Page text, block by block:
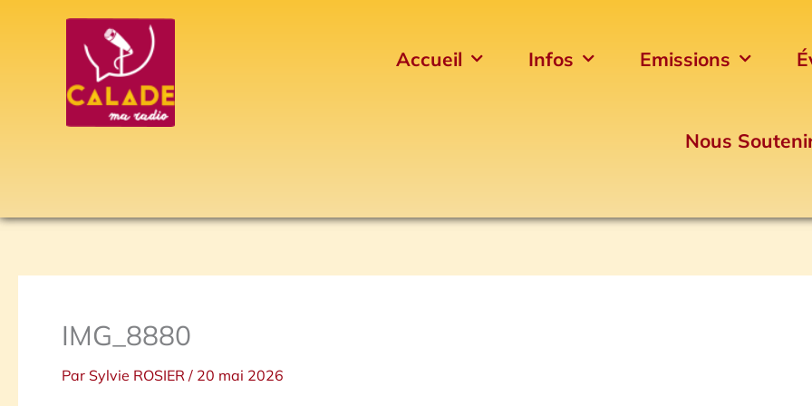
Accueil Infos Emissions
Nous
IMG_8880
Par Sylvie ROSIER / 20 mai 2026